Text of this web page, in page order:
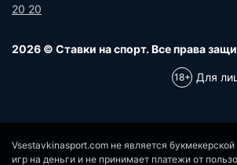
20 20
2026 © Ставки на спорт. Все права
Для
Vsestavkinasport.com не является букмекерской
игр на деньги и не принимает платежи от